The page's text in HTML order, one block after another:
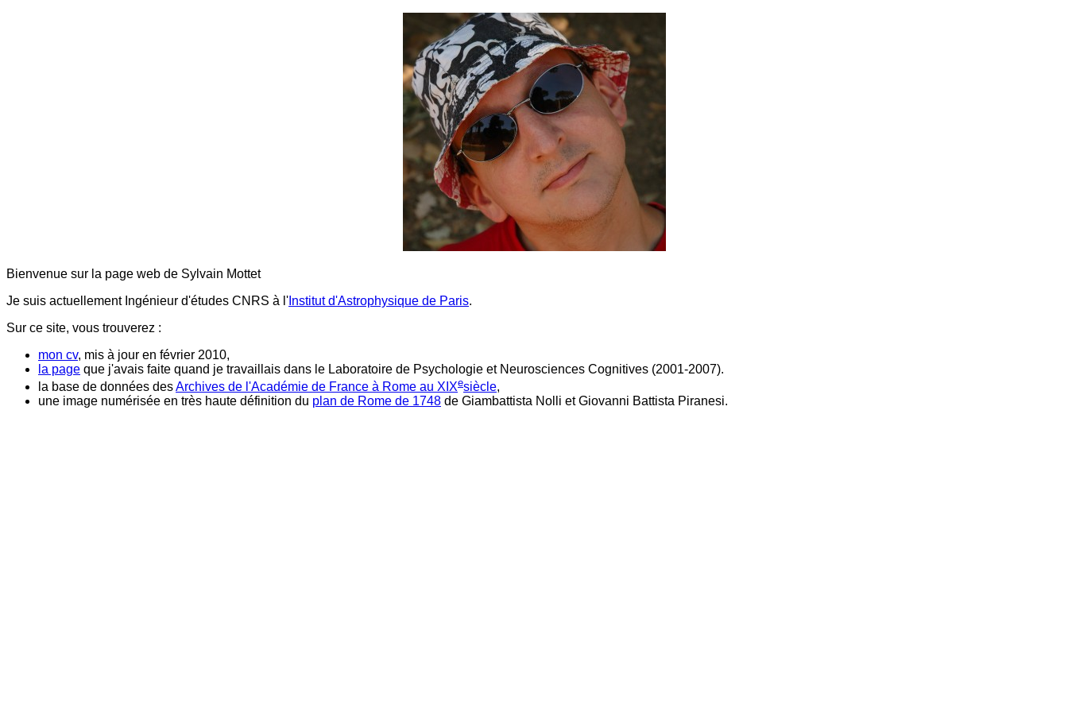
Bienvenue sur la page web de Sylvain Mottet
Je suis actuellement Ingénieur d'études CNRS à l' Institut d'Astrophysique de Paris.
Sur ce site, vous trouverez :
mon cv, mis à jour en février 2010,
la page que j'avais faite quand je travaillais dans le Laboratoire de Psychologie et Neurosciences Cognitives (2001-2007).
la base de données desArchives de l'Académie de France à Rome au XIXesiècle,
une image numérisée en très haute définition du plan de Rome de 1748 de Giambattista Nolli et Giovanni Battista Piranesi.